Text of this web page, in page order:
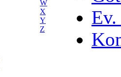
W
X
Y
Z
Ev.